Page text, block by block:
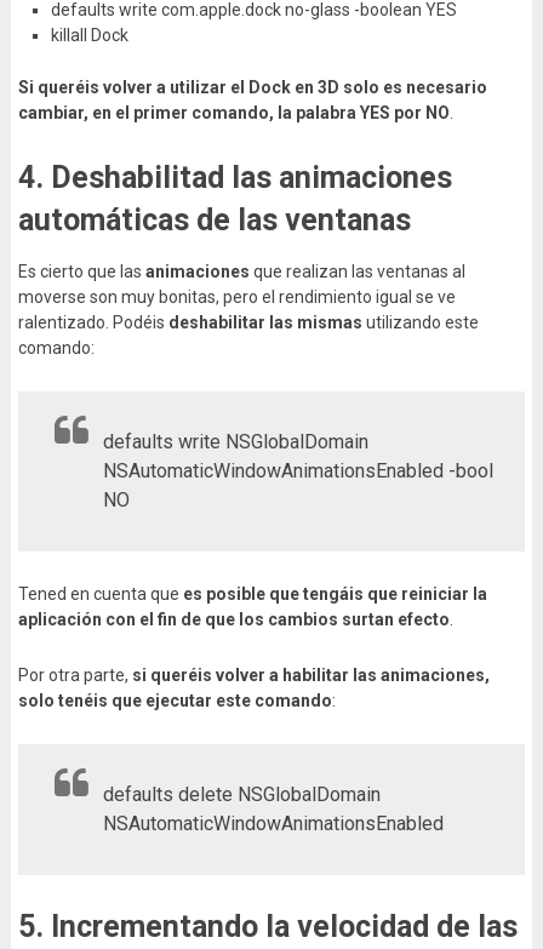
defaults write com.apple.dock no-glass -boolean YES
killall Dock
Si queréis volver a utilizar el Dock en 3D solo es necesario
cambiar, en el primer comando, la palabra YES por NO
4. Deshabilitad las animaciones
automáticas de las ventanas
Es cierto que las animaciones que realizan las ventanas al
moverse son muy bonitas, pero el rendimiento igual se ve
ralentizado. Podéis deshabilitar las mismas utilizando este
comando:
defaults write NSGlobalDomain
NSAutomaticWindowAnimationsEnabled -bool
NO
Tened en cuenta que es posible que tengáis que reiniciar la
aplicación con el fin de que los cambios surtan efecto
Por otra parte, si queréis volver a habilitar las animaciones,
solo tenéis que ejecutar este comando:
defaults delete NSGlobalDomain
NSAutomaticWindowAnimationsEnabled
5. Incrementando la velocidad de las